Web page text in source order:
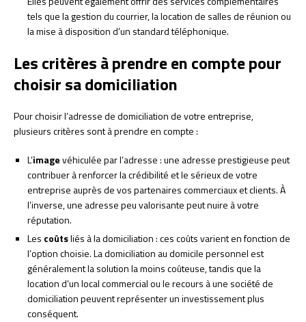
tels que la gestion du courrier, la location de salles de réunion ou
la mise à disposition d’un standard téléphonique.
Les critères à prendre en compte pour
choisir sa domiciliation
Pour choisir l’adresse de domiciliation de votre entreprise,
plusieurs critères sont à prendre en compte :
L’imagevéhiculée par l’adresse : une adresse prestigieuse peut
contribuer à renforcer la crédibilité et le sérieux de votre
entreprise auprès de vos partenaires commerciaux et clients. À
l’inverse, une adresse peu valorisante peut nuire à votre
réputation.
Les coûtsliés à la domiciliation : ces coûts varient en fonction de
l’option choisie. La domiciliation au domicile personnel est
généralement la solution la moins coûteuse, tandis que la
location d’un local commercial ou le recours à une société de
domiciliation peuvent représenter un investissement plus
conséquent.